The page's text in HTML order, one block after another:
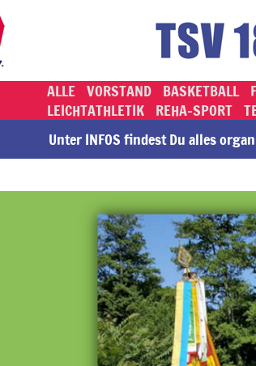
ALLE VORSTAND BASKETBALL
LEICHTATHLETIK REHA-SPORT
Unter INFOS findest Du alles